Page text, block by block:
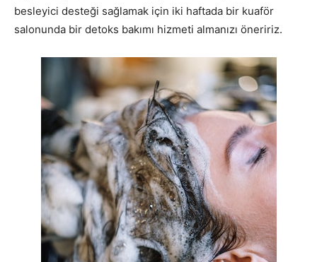
besleyici desteği sağlamak için iki haftada bir kuaför
salonunda bir detoks bakımı hizmeti almanızı öneririz.